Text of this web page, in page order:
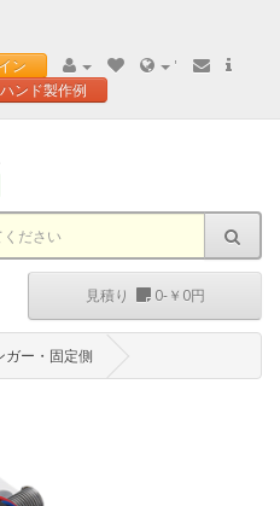
ン
'
ンド製作例
見積り 0-￥0円
ガー・固定側